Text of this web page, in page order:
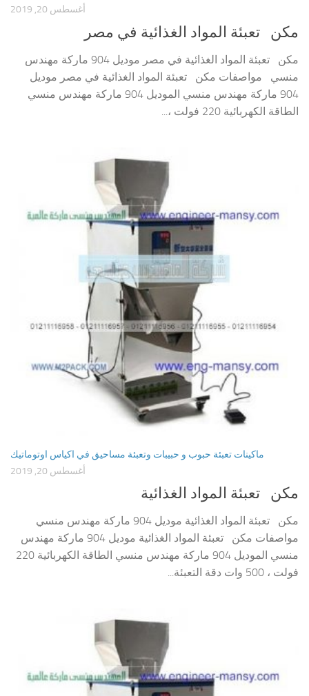
أغسطس 20, 2019
مكن تعبئة المواد الغذائية في مصر
مكن تعبئة المواد الغذائية في مصر موديل 904 ماركة مهندس
منسي مواصفات مكن تعبئة المواد الغذائية في مصر موديل
904 ماركة مهندس منسي الموديل 904 ماركة مهندس منسي
الطاقة الكهربائية 220 فولت ،...
ماكينات تعبئة حبوب و حبيبات وتعبئة مساحيق في اكياس اوتوماتيك
أغسطس 20, 2019
مكن تعبئة المواد الغذائية
مكن تعبئة المواد الغذائية موديل 904 ماركة مهندس منسي
مواصفات مكن تعبئة المواد الغذائية موديل 904 ماركة مهندس
منسي الموديل 904 ماركة مهندس منسي الطاقة الكهربائية 220
فولت ، 500 وات دقة التعبئة...